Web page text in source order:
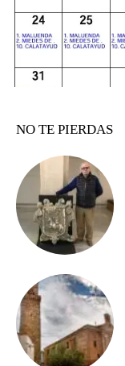
NO TE PIERDAS